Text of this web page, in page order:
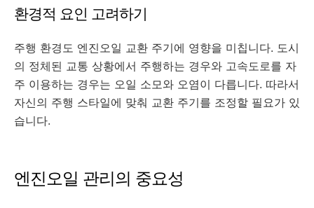
환경적 요인 고려하기
주행 환경도 엔진오일 교환 주기에 영향을 미칩니다. 도시
의 정체된 교통 상황에서 주행하는 경우와 고속도로를 자
주 이용하는 경우는 오일 소모와 오염이 다릅니다. 따라서
자신의 주행 스타일에 맞춰 교환 주기를 조정할 필요가 있
습니다.
엔진오일 관리의 중요성